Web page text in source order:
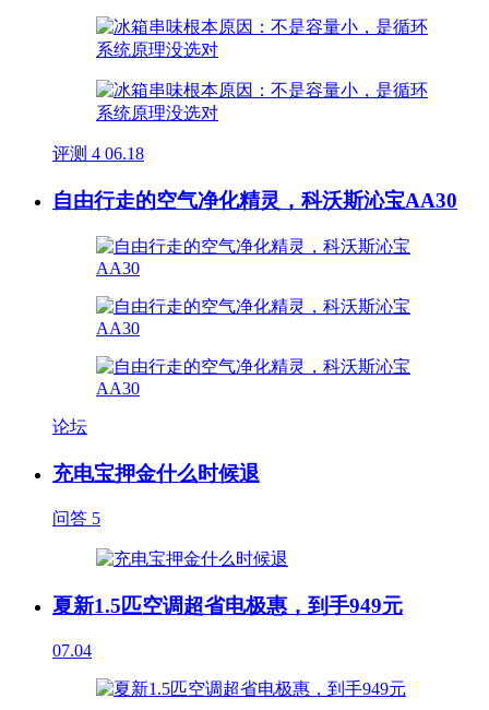
评测 4 06.18
自由行走的空气净化精灵，科沃斯沁宝AA30
论坛
充电宝押金什么时候退
问答 5
夏新1.5匹空调超省电极惠，到手949元
07.04